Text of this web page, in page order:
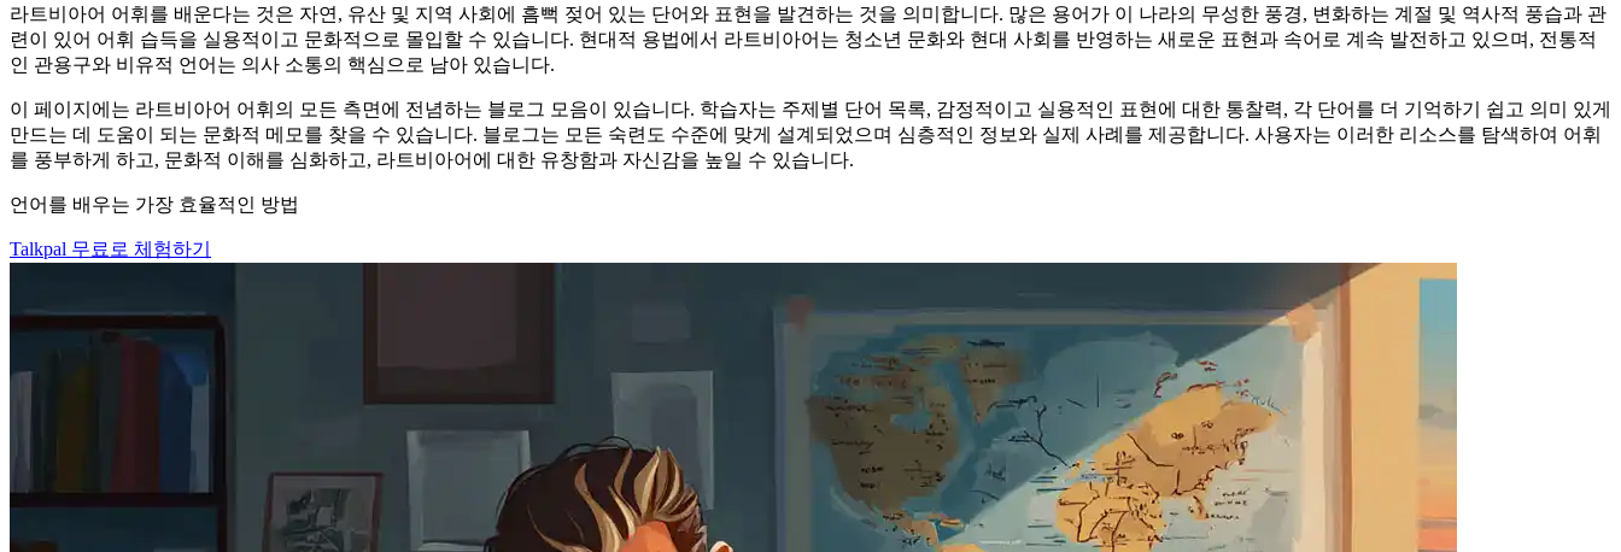
라트비아어 어휘를 배운다는 것은 자연, 유산 및 지역 사회에 흠뻑 젖어 있는 단어와 표현을 발견하는 것을 의미합니다. 많은 용어가 이 나라의 무성한 풍경, 변화하는 계절 및 역사적 풍습과 관
련이 있어 어휘 습득을 실용적이고 문화적으로 몰입할 수 있습니다. 현대적 용법에서 라트비아어는 청소년 문화와 현대 사회를 반영하는 새로운 표현과 속어로 계속 발전하고 있으며, 전통적
인 관용구와 비유적 언어는 의사 소통의 핵심으로 남아 있습니다.
이 페이지에는 라트비아어 어휘의 모든 측면에 전념하는 블로그 모음이 있습니다. 학습자는 주제별 단어 목록, 감정적이고 실용적인 표현에 대한 통찰력, 각 단어를 더 기억하기 쉽고 의미 있게
만드는 데 도움이 되는 문화적 메모를 찾을 수 있습니다. 블로그는 모든 숙련도 수준에 맞게 설계되었으며 심층적인 정보와 실제 사례를 제공합니다. 사용자는 이러한 리소스를 탐색하여 어휘
를 풍부하게 하고, 문화적 이해를 심화하고, 라트비아어에 대한 유창함과 자신감을 높일 수 있습니다.
언어를 배우는 가장 효율적인 방법
Talkpal 무료로 체험하기